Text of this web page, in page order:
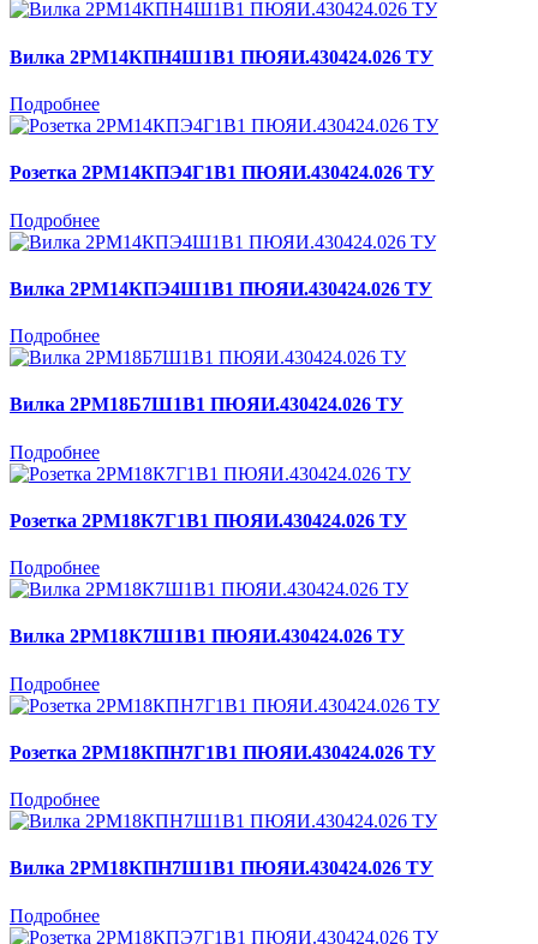
Вилка 2РМ14КПН4Ш1В1 ПЮЯИ.430424.026 ТУ
Подробнее
Розетка 2РМ14КПЭ4Г1В1 ПЮЯИ.430424.026 ТУ
Подробнее
Вилка 2РМ14КПЭ4Ш1В1 ПЮЯИ.430424.026 ТУ
Подробнее
Вилка 2РМ18Б7Ш1В1 ПЮЯИ.430424.026 ТУ
Подробнее
Розетка 2РМ18К7Г1В1 ПЮЯИ.430424.026 ТУ
Подробнее
Вилка 2РМ18К7Ш1В1 ПЮЯИ.430424.026 ТУ
Подробнее
Розетка 2РМ18КПН7Г1В1 ПЮЯИ.430424.026 ТУ
Подробнее
Вилка 2РМ18КПН7Ш1В1 ПЮЯИ.430424.026 ТУ
Подробнее